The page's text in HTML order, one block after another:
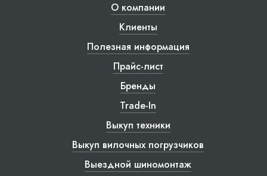
О компании
Клиенты
Полезная информация
Прайс-лист
Бренды
Trade-In
Выкуп техники
Выкуп вилочных погрузчиков
Выездной шиномонтаж